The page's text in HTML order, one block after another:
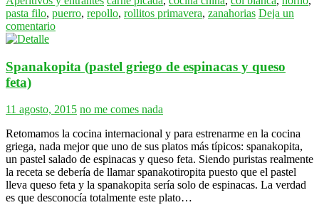
pasta filo, puerro, repollo, rollitos primavera, zanahorias Deja un
comentario
Spanakopita (pastel griego de espinacas y queso
feta)
11 agosto, 2015 no me comes nada
Retomamos la cocina internacional y para estrenarme en la cocina
griega, nada mejor que uno de sus platos más típicos: spanakopita,
un pastel salado de espinacas y queso feta. Siendo puristas realmente
la receta se debería de llamar spanakotiropita puesto que el pastel
lleva queso feta y la spanakopita sería solo de espinacas. La verdad
es que desconocía totalmente este plato…